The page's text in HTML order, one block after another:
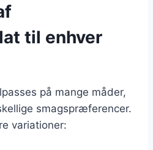
til enhver
på mange måder,
smagspræferencer.
variationer: